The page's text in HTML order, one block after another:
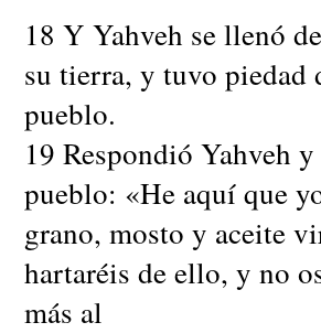
18 Y Yahveh se llenó
su tierra, y tuvo piedad
pueblo.
19 Respondió Yahveh
pueblo: «He aquí que
grano, mosto y aceite
hartaréis de ello, y no
más al